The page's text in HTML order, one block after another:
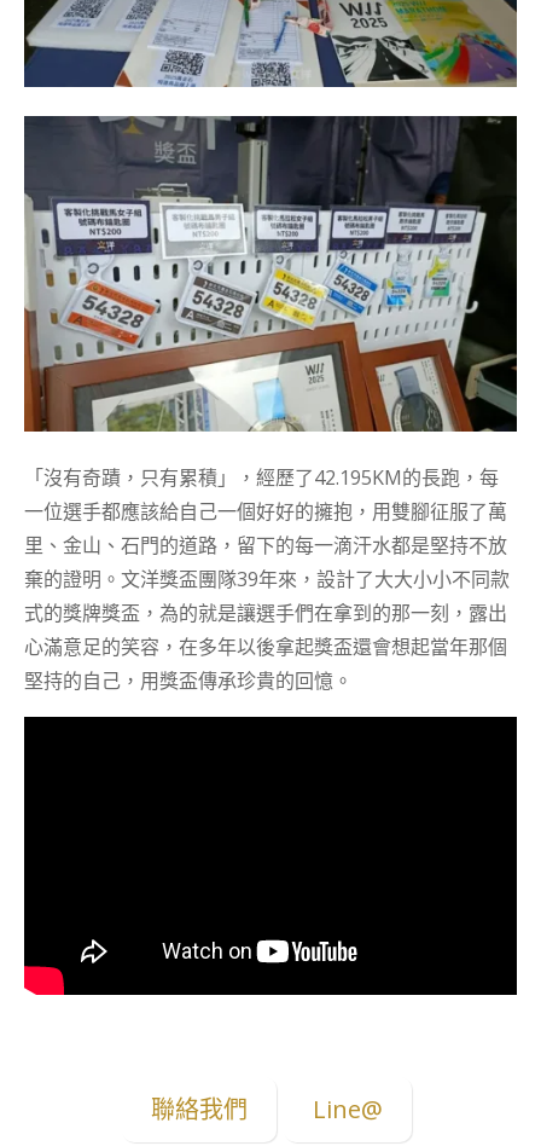
「沒有奇蹟，只有累積」，經歷了42.195KM的長跑，每
一位選手都應該給自己一個好好的擁抱，用雙腳征服了萬
里、金山、石門的道路，留下的每一滴汗水都是堅持不放
棄的證明。文洋獎盃團隊39年來，設計了大大小小不同款
式的獎牌獎盃，為的就是讓選手們在拿到的那一刻，露出
心滿意足的笑容，在多年以後拿起獎盃還會想起當年那個
堅持的自己，用獎盃傳承珍貴的回憶。
聯絡我們 Line@